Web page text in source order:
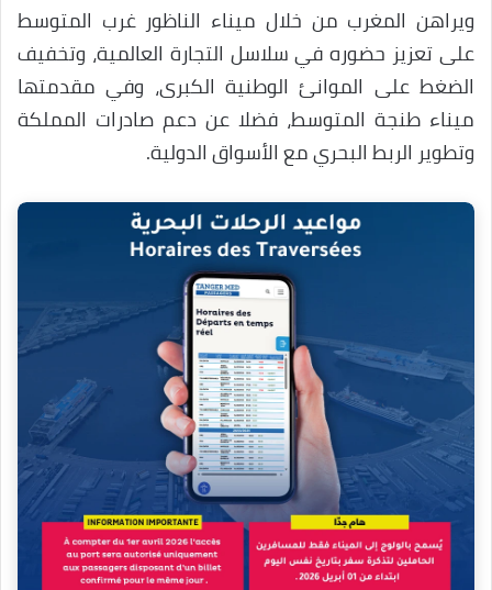
ويراهن المغرب من خلال ميناء الناظور غرب المتوسط
على تعزيز حضوره في سلاسل التجارة العالمية، وتخفيف
الضغط على الموانئ الوطنية الكبرى، وفي مقدمتها
ميناء طنجة المتوسط، فضلا عن دعم صادرات المملكة
وتطوير الربط البحري مع الأسواق الدولية.